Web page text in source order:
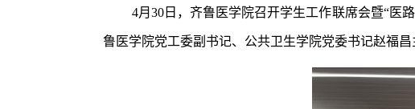
4月30日，齐鲁医学院召开学生工作联席会暨“医
鲁医学院党工委副书记、公共卫生学院党委书记赵福昌